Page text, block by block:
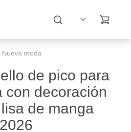
Nueva moda
de pico para
con decoración
de manga